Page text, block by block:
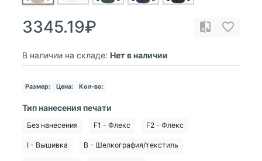
3345.19₽
В наличии на складе: Нет в наличии
Размер: Цена: Кол-во:
Тип нанесения печати
Без нанесения F1 - Флекс F2 - Флекс
I - Вышивка B - Шелкография/текстиль